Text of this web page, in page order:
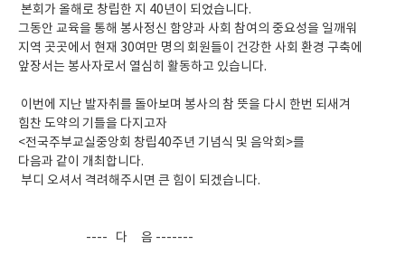
본회가 올해로 창립한 지 40년이 되었습니다.
그동안 교육을 통해 봉사정신 함양과 사회 참여의 중요성을 일깨워
지역 곳곳에서 현재 30여만 명의 회원들이 건강한 사회 환경 구축에
앞장서는 봉사자로서 열심히 활동하고 있습니다.
이번에 지난 발자취를 돌아보며 봉사의 참 뜻을 다시 한번 되새겨
힘찬 도약의 기틀을 다지고자
<전국주부교실중앙회 창립40주년 기념식 및 음악회>를
다음과 같이 개최합니다.
부디 오셔서 격려해주시면 큰 힘이 되겠습니다.
---- 다 음 -------